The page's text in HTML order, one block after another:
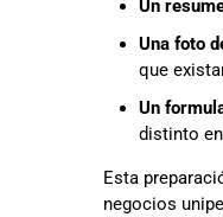
Un
Una foto
que
Un
distinto en
Esta
negocios